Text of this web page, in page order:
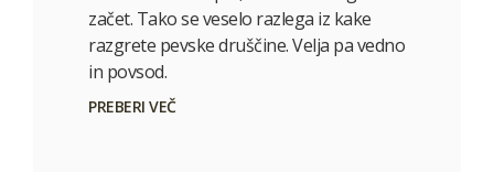
začet. Tako se veselo razlega iz kake
razgrete pevske druščine. Velja pa vedno
in povsod.
PREBERI VEČ